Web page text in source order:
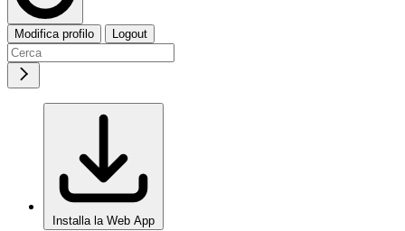
Modifica profilo Logout
Installa la Web App